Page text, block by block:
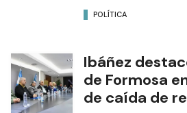
POLÍTICA
Ibáñez
de Formosa
de caída de